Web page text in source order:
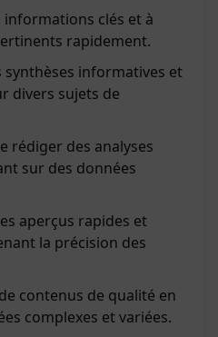
clés et à
rapidement.
synthèses informatives et
divers sujets de
rédiger des analyses
sur des données
aperçus rapides et
la précision des
contenus de qualité en
complexes et variées.